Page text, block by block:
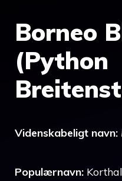
Borneo
(Python
Videnskabeligt navn:
Populærnavn: